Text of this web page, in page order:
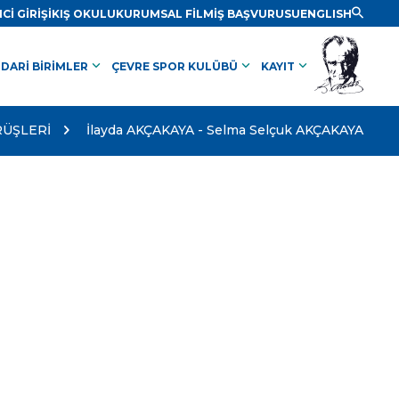
GİRİŞİKIŞ OKULUKURUMSAL FİLMİŞ BAŞVURUSUENGLISH
BİRİMLER keyboard_arrow_down ÇEVRE SPOR KULÜBÜ keyboard_arrow_down KAYIT keyboard_arrow_down
İlayda AKÇAKAYA - Selma Selçuk AKÇAKAYA